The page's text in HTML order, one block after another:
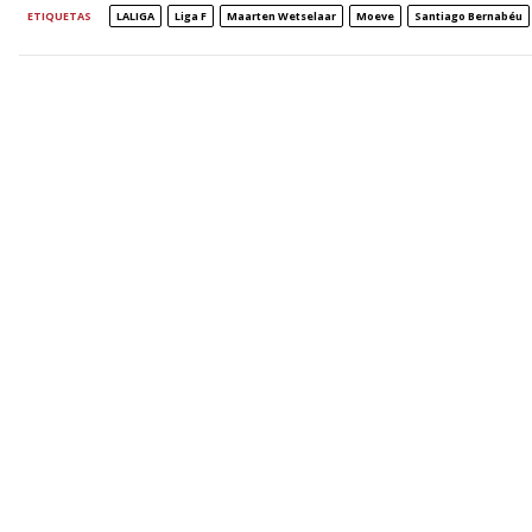
ETIQUETAS LALIGA Liga F Maarten Wetselaar Moeve Santiago Bernabéu